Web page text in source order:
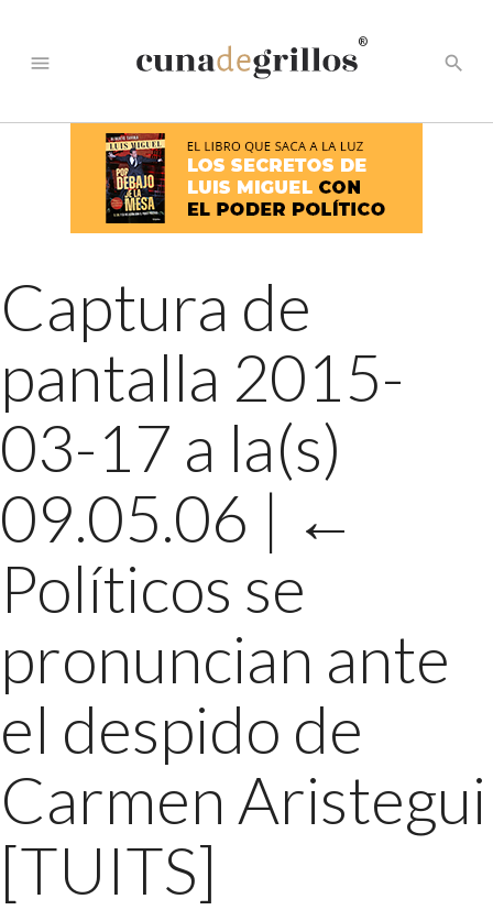
menu
®
search
Captura de
pantalla 2015-
03-17 a la(s)
09.05.06 | ←
Políticos se
pronuncian ante
el despido de
Carmen Aristegui
[TUITS]